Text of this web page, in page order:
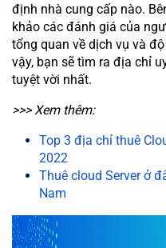
định nhà cung cấp nào.
khảo các đánh giá của
tổng quan về dịch vụ và
vậy, bạn sẽ tìm ra địa chỉ
tuyệt vời nhất.
>>> Xem thêm:
Top 3 địa chỉ thuê
2022
Thuê cloud Server ở
Nam